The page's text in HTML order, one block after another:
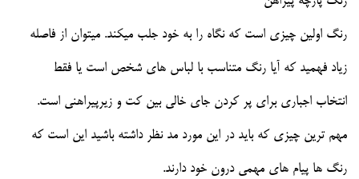
رنگ اولین چیزی است که نگاه را به خود جلب میکند. میتوان از فاصله
زیاد فهمید که آیا رنگ متناسب با لباس های شخص است یا فقط
انتخاب اجباری برای پر کردن جای خالی بین کت و زیرپیراهنی است.
مهم ترین چیزی که باید در این مورد مد نظر داشته باشید این است که
رنگ ها پیام های مهمی درون خود دارند.